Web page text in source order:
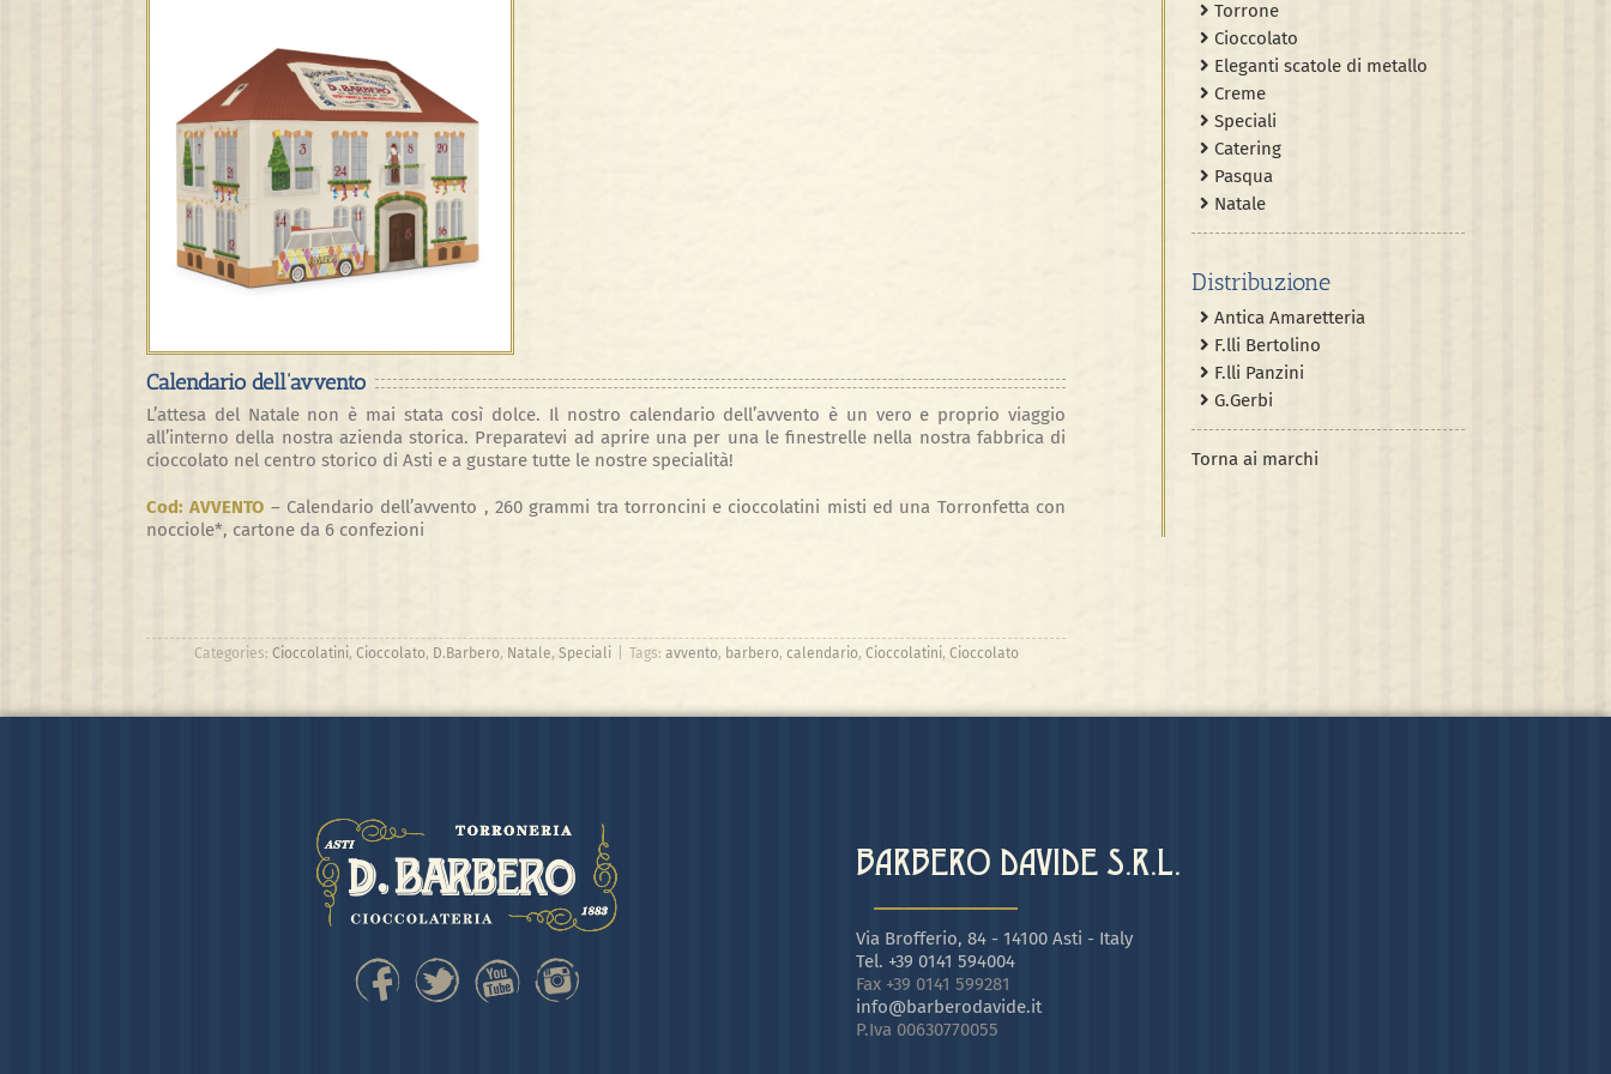
Calendario dell’avvento
L’attesa del Natale non è mai stata così dolce. Il nostro calendario dell’avvento è un vero e proprio viaggio
all’interno della nostra azienda storica. Preparatevi ad aprire una per una le finestrelle nella nostra fabbrica di
cioccolato nel centro storico di Asti e a gustare tutte le nostre specialità!
Cod: AVVENTO – Calendario dell’avvento , 260 grammi tra torroncini e cioccolatini misti ed una Torronfetta con
nocciole*, cartone da 6 confezioni
Categories: Cioccolatini, Cioccolato, D.Barbero, Natale, Speciali Tags: avvento, barbero, calendario, Cioccolatini, Cioccolato
Torrone
Cioccolato
Eleganti scatole di metallo
Creme
Speciali
Catering
Pasqua
Natale
Distribuzione
Antica Amaretteria
F.lli Bertolino
F.lli Panzini
G.Gerbi
Torna ai marchi
BARBERO DAVIDE S.R.L.
Via Brofferio, 84 - 14100 Asti - Italy
Tel. +39 0141 594004
Fax +39 0141 599281
info@barberodavide.it
P.Iva 00630770055